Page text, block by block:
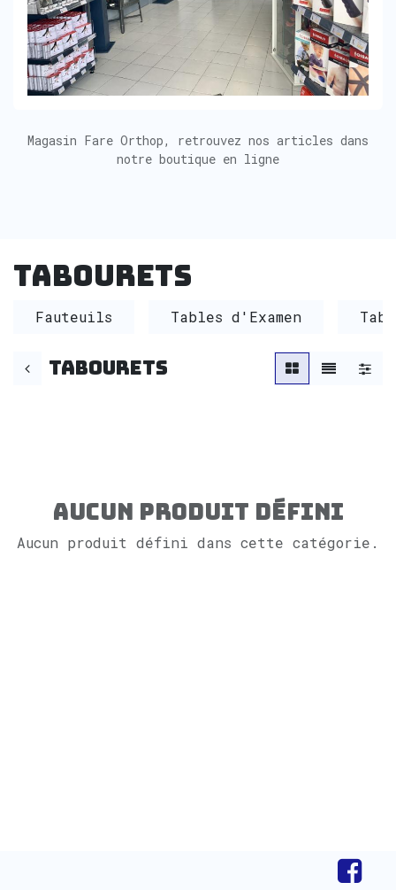
Magasin Fare Orthop, retrouvez nos articles dans
notre boutique en ligne
Tabourets
Fauteuils Tables d'Examen
Tabourets
Aucun produit défini
Aucun produit défini dans cette catégorie.